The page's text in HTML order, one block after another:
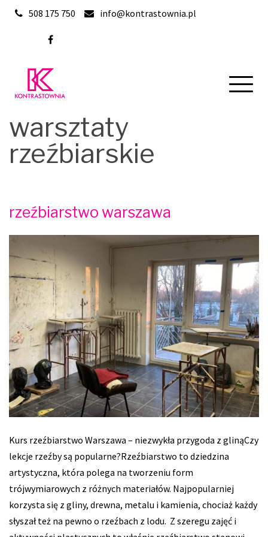
Skip
508 175 750 info@kontrastownia.pl
warsztaty
rzeźbiarskie
rzeźbiarstwo warszawa
Kurs rzeźbiarstwo Warszawa – niezwykła przygoda z glinąCzy
lekcje rzeźby są popularne?Rzeźbiarstwo to dziedzina
artystyczna, która polega na tworzeniu form
trójwymiarowych z różnych materiałów. Najpopularniej
korzysta się z gliny, drewna, metalu i kamienia, chociaż każdy
słyszał też na pewno o rzeźbach z lodu. Z szeregu zajęć i